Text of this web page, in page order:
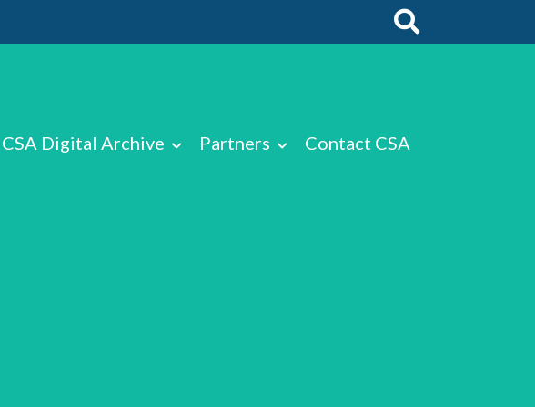
CSA Digital Archive Partners Contact CSA